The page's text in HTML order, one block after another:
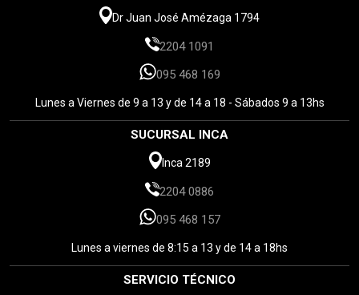
Dr Juan José Amézaga 1794
2204 1091
095 468 169
Lunes a Viernes de 9 a 13 y de 14 a 18 - Sábados 9 a 13hs
SUCURSAL INCA
Inca 2189
2204 0886
095 468 157
Lunes a viernes de 8:15 a 13 y de 14 a 18hs
SERVICIO TÉCNICO